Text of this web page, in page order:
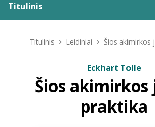
Titulinis
ELVIS atvyksta
Titulinis Leidiniai Šios akimirkos
Eckhart Tolle
Šios akimirkos
praktika